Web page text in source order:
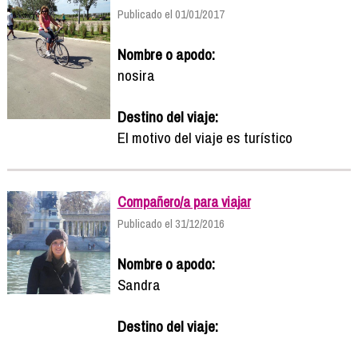
Publicado el 01/01/2017
Nombre o apodo:
nosira
Destino del viaje:
El motivo del viaje es turístico
Compañero/a para viajar
Publicado el 31/12/2016
Nombre o apodo:
Sandra
Destino del viaje: